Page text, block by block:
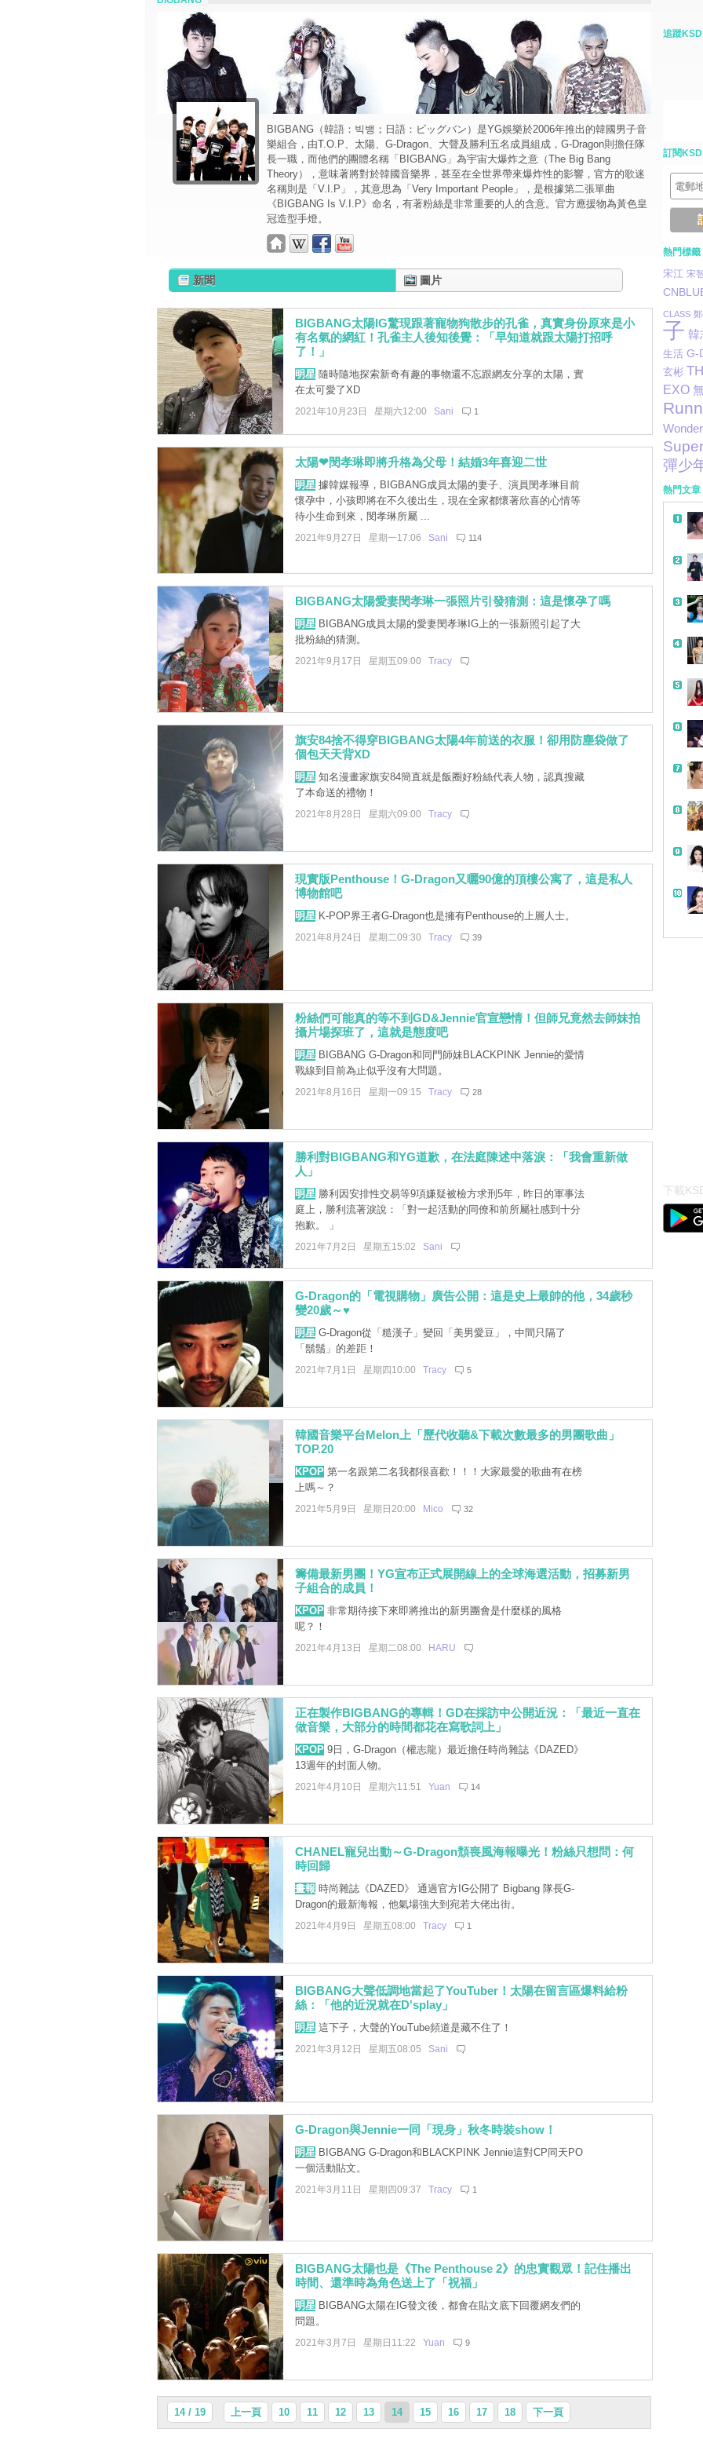
BIGBANG（韓語：빅뱅；日語：ビッグバン）是YG娛樂於2006年推出的韓國男子音
樂組合，由T.O.P、太陽、G-Dragon、大聲及勝利五名成員組成，G-Dragon則擔任隊
長一職，而他們的團體名稱「BIGBANG」為宇宙大爆炸之意（The Big Bang
Theory），意味著將對於韓國音樂界，甚至在全世界帶來爆炸性的影響，官方的歌迷
名稱則是「V.I.P」，其意思為「Very Important People」，是根據第二張單曲
《BIGBANG Is V.I.P》命名，有著粉絲是非常重要的人的含意。官方應援物為黃色皇
冠造型手燈。
新聞 圖片
BIGBANG太陽IG驚現跟著寵物狗散步的孔雀，真實身份原來是小
有名氣的網紅！孔雀主人後知後覺：「早知道就跟太陽打招呼
了！」
明星隨時隨地探索新奇有趣的事物還不忘跟網友分享的太陽，實
在太可愛了XD
2021年10月23日 星期六12:00 Sani 1
太陽❤閔孝琳即將升格為父母！結婚3年喜迎二世
明星據韓媒報導，BIGBANG成員太陽的妻子、演員閔孝琳目前
懷孕中，小孩即將在不久後出生，現在全家都懷著欣喜的心情等
待小生命到來，閔孝琳所屬 ...
2021年9月27日 星期一17:06 Sani 114
BIGBANG太陽愛妻閔孝琳一張照片引發猜測：這是懷孕了嗎
明星BIGBANG成員太陽的愛妻閔孝琳IG上的一張新照引起了大
批粉絲的猜測。
2021年9月17日 星期五09:00 Tracy
旗安84捨不得穿BIGBANG太陽4年前送的衣服！卻用防塵袋做了
個包天天背XD
明星知名漫畫家旗安84簡直就是飯圈好粉絲代表人物，認真搜藏
了本命送的禮物！
2021年8月28日 星期六09:00 Tracy
現實版Penthouse！G-Dragon又曬90億的頂樓公寓了，這是私人
博物館吧
明星K-POP界王者G-Dragon也是擁有Penthouse的上層人士。
2021年8月24日 星期二09:30 Tracy 39
粉絲們可能真的等不到GD&Jennie官宣戀情！但師兄竟然去師妹拍
攝片場探班了，這就是態度吧
明星BIGBANG G-Dragon和同門師妹BLACKPINK Jennie的愛情
戰線到目前為止似乎沒有大問題。
2021年8月16日 星期一09:15 Tracy 28
勝利對BIGBANG和YG道歉，在法庭陳述中落淚：「我會重新做
人」
明星勝利因安排性交易等9項嫌疑被檢方求刑5年，昨日的軍事法
庭上，勝利流著淚說：「對一起活動的同僚和前所屬社感到十分
抱歉。 」
2021年7月2日 星期五15:02 Sani
G-Dragon的「電視購物」廣告公開：這是史上最帥的他，34歲秒
變20歲～♥
明星G-Dragon從「糙漢子」變回「美男愛豆」，中間只隔了
「鬍鬚」的差距！
2021年7月1日 星期四10:00 Tracy 5
韓國音樂平台Melon上「歷代收聽&下載次數最多的男團歌曲」
TOP.20
KPOP第一名跟第二名我都很喜歡！！！大家最愛的歌曲有在榜
上嗎～？
2021年5月9日 星期日20:00 Mico 32
籌備最新男團！YG宣布正式展開線上的全球海選活動，招募新男
子組合的成員！
KPOP非常期待接下來即將推出的新男團會是什麼樣的風格
呢？！
2021年4月13日 星期二08:00 HARU
正在製作BIGBANG的專輯！GD在採訪中公開近況：「最近一直在
做音樂，大部分的時間都花在寫歌詞上」
KPOP9日，G-Dragon（權志龍）最近擔任時尚雜誌《DAZED》
13週年的封面人物。
2021年4月10日 星期六11:51 Yuan 14
CHANEL寵兒出動～G-Dragon頹喪風海報曝光！粉絲只想問：何
時回歸
畫報 時尚雜誌《DAZED》 通過官方IG公開了 Bigbang 隊長G-
Dragon的最新海報，他氣場強大到宛若大佬出街。
2021年4月9日 星期五08:00 Tracy 1
BIGBANG大聲低調地當起了YouTuber！太陽在留言區爆料給粉
絲：「他的近況就在D'splay」
明星這下子，大聲的YouTube頻道是藏不住了！
2021年3月12日 星期五08:05 Sani
G-Dragon與Jennie一同「現身」秋冬時裝show！
明星BIGBANG G-Dragon和BLACKPINK Jennie這對CP同天PO
一個活動貼文。
2021年3月11日 星期四09:37 Tracy 1
BIGBANG太陽也是《The Penthouse 2》的忠實觀眾！記住播出
時間、還準時為角色送上了「祝福」
明星BIGBANG太陽在IG發文後，都會在貼文底下回覆網友們的
問題。
2021年3月7日 星期日11:22 Yuan 9
14 / 19 上一頁 10 11 12 13 14 15 16 17 18 下一頁
追蹤KSD
訂閱KSD
熱門標籤
宋江 宋
CLASS
子 韓
生活 G-
玄彬
EXO
彈少
熱門文章
帶
下載